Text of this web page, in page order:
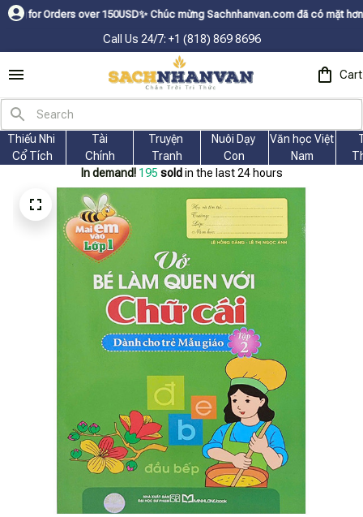
over 150USDㅤ✨Chúc mừng Sachnhanvan.com đã có mặt hơn 200 quốc
Call Us 24/7: +1 (818) 869 8696
Cart
Thiếu Nhi
Cổ Tích
Tài
Chính
Truyện
Tranh
Nuôi Dạy
Con
Văn học Việt
Nam
In demand! 198 sold in the last 24 hours